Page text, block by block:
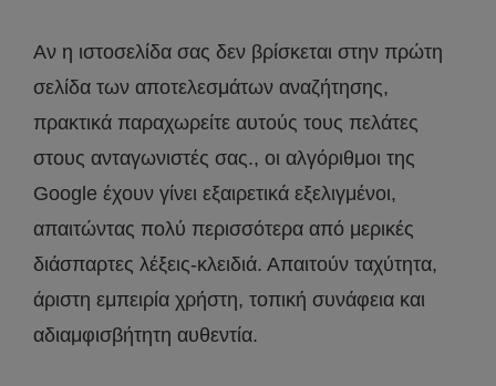
Αν η ιστοσελίδα σας δεν βρίσκεται στην πρώτη
σελίδα των αποτελεσμάτων αναζήτησης,
πρακτικά παραχωρείτε αυτούς τους πελάτες
στους ανταγωνιστές σας., οι αλγόριθμοι της
Google έχουν γίνει εξαιρετικά εξελιγμένοι,
απαιτώντας πολύ περισσότερα από μερικές
διάσπαρτες λέξεις-κλειδιά. Απαιτούν ταχύτητα,
άριστη εμπειρία χρήστη, τοπική συνάφεια και
αδιαμφισβήτητη αυθεντία.